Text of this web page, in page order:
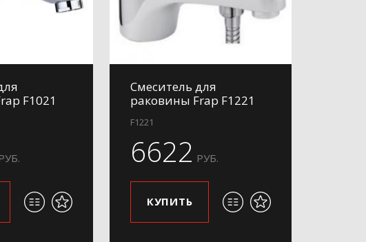
F1021
РУБ.
Смеситель для
раковины Frap F1221
F1221
6622 РУБ.
КУПИТЬ